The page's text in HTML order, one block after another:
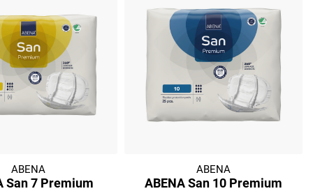
ABENA
San 7 Premium
ABENA
ABENA San 10 Premium